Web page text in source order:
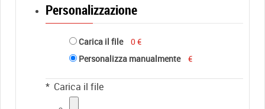
Personalizzazione
Carica il file
0 €
Personalizza manualmente
€
* Carica il file